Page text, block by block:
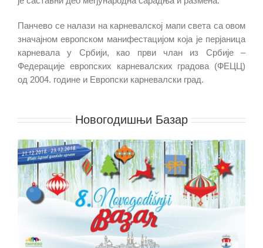
Панчево се налази на карневалској мапи света са овом
значајном европском манифестацијом која је перјаница
карневала у Србији, као први члан из Србије –
Федерације европских карневалских градова (ФЕЦЦ)
од 2004. године и Европски карневалски град.
Новогодишњи Базар